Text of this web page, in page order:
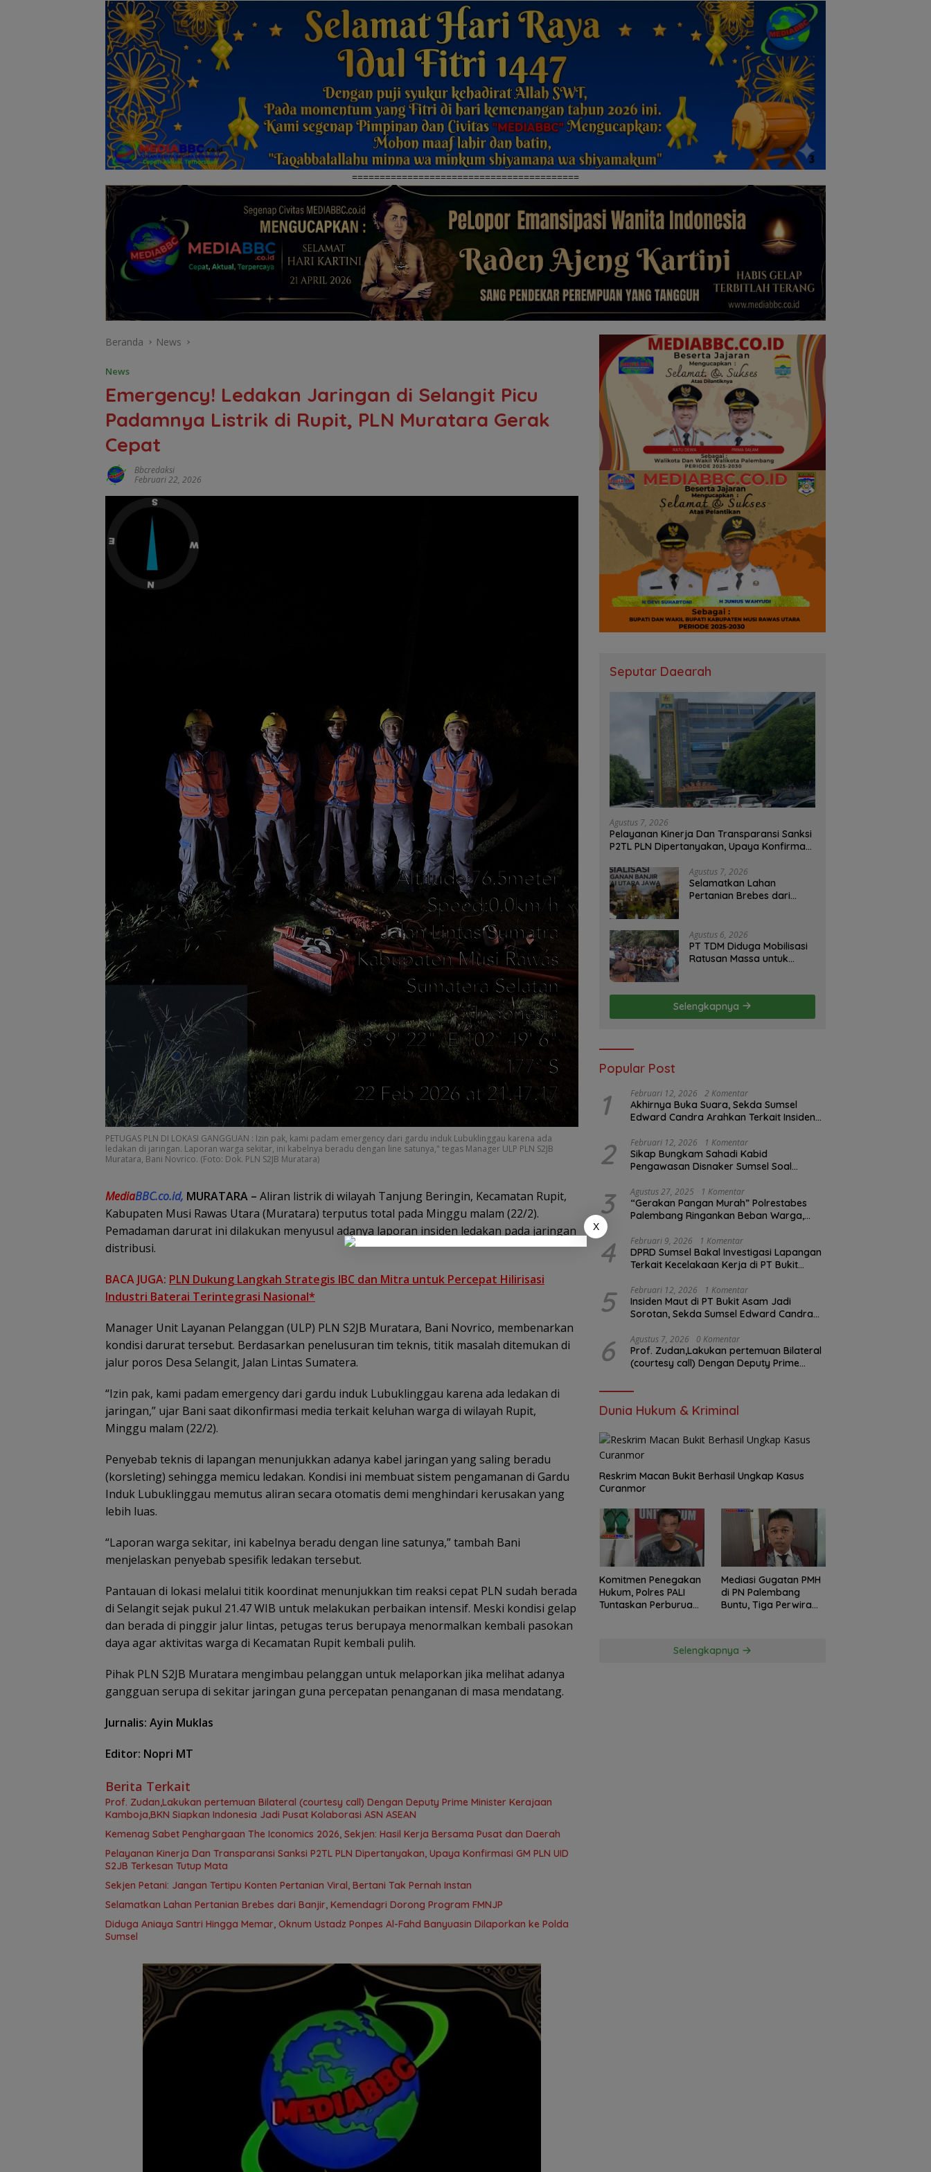
=========================================
Beranda News
News
Emergency! Ledakan Jaringan di Selangit Picu
Padamnya Listrik di Rupit, PLN Muratara Gerak
Cepat
Bbcredaksi
Februari 22, 2026
PETUGAS PLN DI LOKASI GANGGUAN : Izin pak, kami padam emergency dari gardu induk Lubuklinggau karena ada
ledakan di jaringan. Laporan warga sekitar, ini kabelnya beradu dengan line satunya," tegas Manager ULP PLN S2JB
Muratara, Bani Novrico. (Foto: Dok. PLN S2JB Muratara)
MediaBBC.co.id, MURATARA – Aliran listrik di wilayah Tanjung Beringin, Kecamatan Rupit,
Kabupaten Musi Rawas Utara (Muratara) terputus total pada Minggu malam (22/2).
Pemadaman darurat ini dilakukan menyusul adanya laporan insiden ledakan pada jaringan
distribusi.
BACA JUGA: PLN Dukung Langkah Strategis IBC dan Mitra untuk Percepat Hilirisasi
Industri Baterai Terintegrasi Nasional*
Manager Unit Layanan Pelanggan (ULP) PLN S2JB Muratara, Bani Novrico, membenarkan
kondisi darurat tersebut. Berdasarkan penelusuran tim teknis, titik masalah ditemukan di
jalur poros Desa Selangit, Jalan Lintas Sumatera.
“Izin pak, kami padam emergency dari gardu induk Lubuklinggau karena ada ledakan di
jaringan,” ujar Bani saat dikonfirmasi media terkait keluhan warga di wilayah Rupit,
Minggu malam (22/2).
Penyebab teknis di lapangan menunjukkan adanya kabel jaringan yang saling beradu
(korsleting) sehingga memicu ledakan. Kondisi ini membuat sistem pengamanan di Gardu
Induk Lubuklinggau memutus aliran secara otomatis demi menghindari kerusakan yang
lebih luas.
“Laporan warga sekitar, ini kabelnya beradu dengan line satunya,” tambah Bani
menjelaskan penyebab spesifik ledakan tersebut.
Pantauan di lokasi melalui titik koordinat menunjukkan tim reaksi cepat PLN sudah berada
di Selangit sejak pukul 21.47 WIB untuk melakukan perbaikan intensif. Meski kondisi gelap
dan berada di pinggir jalur lintas, petugas terus berupaya menormalkan kembali pasokan
daya agar aktivitas warga di Kecamatan Rupit kembali pulih.
Pihak PLN S2JB Muratara mengimbau pelanggan untuk melaporkan jika melihat adanya
gangguan serupa di sekitar jaringan guna percepatan penanganan di masa mendatang.
Jurnalis: Ayin Muklas
Editor: Nopri MT
Berita Terkait
Prof. Zudan,Lakukan pertemuan Bilateral (courtesy call) Dengan Deputy Prime Minister Kerajaan
Kamboja,BKN Siapkan Indonesia Jadi Pusat Kolaborasi ASN ASEAN
Kemenag Sabet Penghargaan The Iconomics 2026, Sekjen: Hasil Kerja Bersama Pusat dan Daerah
Pelayanan Kinerja Dan Transparansi Sanksi P2TL PLN Dipertanyakan, Upaya Konfirmasi GM PLN UID
S2JB Terkesan Tutup Mata
Sekjen Petani: Jangan Tertipu Konten Pertanian Viral, Bertani Tak Pernah Instan
Selamatkan Lahan Pertanian Brebes dari Banjir, Kemendagri Dorong Program FMNJP
Diduga Aniaya Santri Hingga Memar, Oknum Ustadz Ponpes Al-Fahd Banyuasin Dilaporkan ke Polda
Sumsel
Seputar Daearah
Agustus 7, 2026
Pelayanan Kinerja Dan Transparansi Sanksi
P2TL PLN Dipertanyakan, Upaya Konfirmasi
Agustus 7, 2026
Selamatkan Lahan
Pertanian Brebes dari
Agustus 6, 2026
PT TDM Diduga Mobilisasi
Ratusan Massa untuk
Selengkapnya
Popular Post
1 Februari 12, 2026 2 Komentar
Akhirnya Buka Suara, Sekda Sumsel
Edward Candra Arahkan Terkait Insiden
2 Februari 12, 2026 1 Komentar
Sikap Bungkam Sahadi Kabid
Pengawasan Disnaker Sumsel Soal
Pengawasan K3?
3 Agustus 27, 2025 1 Komentar
“Gerakan Pangan Murah” Polrestabes
Palembang Ringankan Beban Warga,
4 Februari 9, 2026 1 Komentar
DPRD Sumsel Bakal Investigasi Lapangan
Terkait Kecelakaan Kerja di PT Bukit
5 Februari 12, 2026 1 Komentar
Insiden Maut di PT Bukit Asam Jadi
Sorotan, Sekda Sumsel Edward Candra
6 Agustus 7, 2026 0 Komentar
Prof. Zudan,Lakukan pertemuan Bilateral
(courtesy call) Dengan Deputy Prime
Indonesia Jadi Pusat Kolaborasi ASN
Dunia Hukum & Kriminal
Reskrim Macan Bukit Berhasil Ungkap Kasus
Curanmor
Komitmen Penegakan
Hukum, Polres PALI
Tuntaskan Perburuan
Mediasi Gugatan PMH
di PN Palembang
Buntu, Tiga Perwira
Pertanyakan
Selengkapnya
X